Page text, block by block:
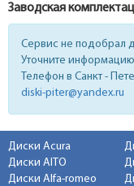
Заводская
Сервис не подобрал
Уточните
Телефон в Санкт -
diski-piter@yandex.ru
Диски Acura
Диски AITO
Диски Alfa-romeo